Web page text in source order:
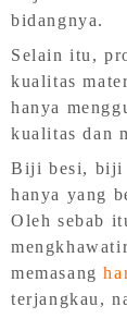
bidangnya.
Selain itu,
kualitas
hanya
kualitas dan
Biji besi, biji
hanya yang
Oleh sebab
memasang
terjangkau,